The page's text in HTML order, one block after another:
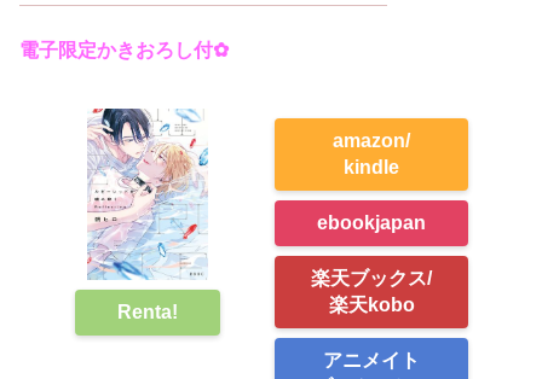
電子限定かきおろし付✿
Renta!
amazon/
kindle
ebookjapan
楽天ブックス/
楽天kobo
アニメイト